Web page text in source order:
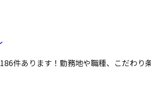
186件あります！勤務地や職種、こだわり